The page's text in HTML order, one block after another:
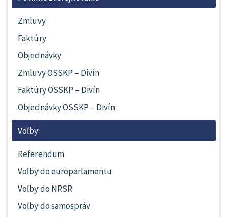
Zmluvy
Faktúry
Objednávky
Zmluvy OSSKP – Divín
Faktúry OSSKP – Divín
Objednávky OSSKP – Divín
Voľby
Referendum
Voľby do europarlamentu
Voľby do NRSR
Voľby do samospráv